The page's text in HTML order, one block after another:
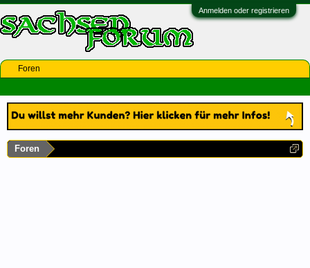
Anmelden oder registrieren
Foren
Foren